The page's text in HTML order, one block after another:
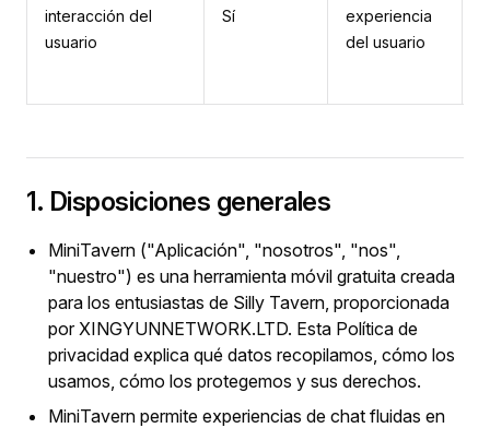
interacción del
usuario
Sí
experiencia
del usuario
1. Disposiciones generales
MiniTavern ("Aplicación", "nosotros", "nos",
"nuestro") es una herramienta móvil gratuita creada
para los entusiastas de Silly Tavern, proporcionada
por XINGYUNNETWORK.LTD. Esta Política de
privacidad explica qué datos recopilamos, cómo los
usamos, cómo los protegemos y sus derechos.
MiniTavern permite experiencias de chat fluidas en